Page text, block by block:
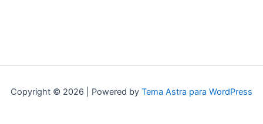
Copyright © 2026 | Powered by Tema Astra para WordPress